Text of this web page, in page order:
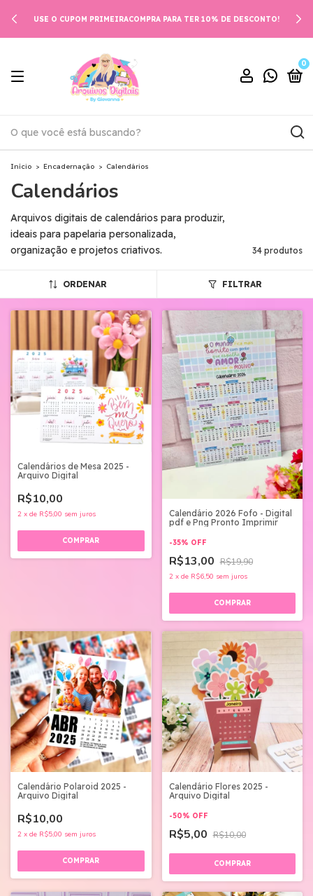
USE O CUPOM PRIMEIRACOMPRA PARA TER 10% DE DESCONTO!
0
Início > Encadernação > Calendários
Calendários
Arquivos digitais de calendários para produzir,
ideais para papelaria personalizada,
organização e projetos criativos.
34 produtos
ORDENAR FILTRAR
Calendários de Mesa 2025 -
Arquivo Digital
R$10,00
2 x de R$5,00 sem juros
Calendário 2026 Fofo - Digital
pdf e Png Pronto Imprimir
-35% OFF
R$13,00 R$19,90
2 x de R$6,50 sem juros
Calendário Polaroid 2025 -
Arquivo Digital
R$10,00
2 x de R$5,00 sem juros
Calendário Flores 2025 -
Arquivo Digital
-50% OFF
R$5,00 R$10,00